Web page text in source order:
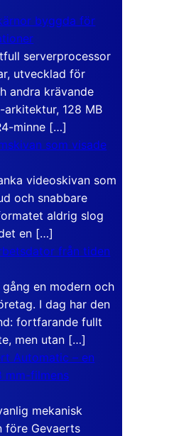
byggda för
serverprocessor
utvecklad för
andra krävande
128 MB
minne […]
som visade
videoskivan som
och snabbare
aldrig slog
en […]
från tiden
en modern och
I dag har den
fortfarande fullt
men utan […]
Automatic – en
mm-filmens
mekanisk
före Gevaerts